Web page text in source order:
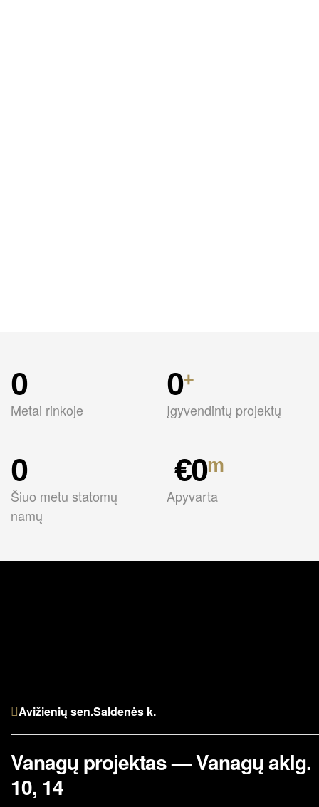
Metai rinkoje
0
Įgyvendintų projektų
0+
Šiuo metu statomų
namų
0
Apyvarta
€0m
Avižienių sen.Saldenės k.
Vanagų projektas — Vanagų aklg.
10, 14